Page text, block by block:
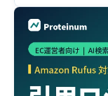
を“いくら使うか
設計次第 […]